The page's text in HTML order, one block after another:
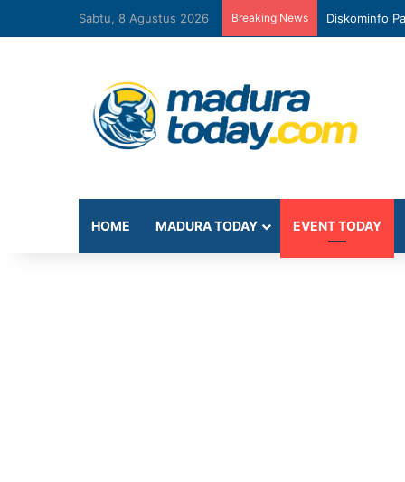
Sabtu, 8 Agustus 2026 Breaking News Diskominfo
HOME MADURA TODAY EVENT TODAY